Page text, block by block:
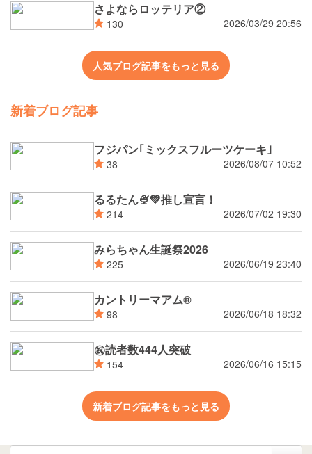
さよならロッテリア②
130 2026/03/29 20:56
人気ブログ記事をもっと見る
新着ブログ記事
フジパン｢ミックスフルーツケーキ｣
38 2026/08/07 10:52
るるたん🍨‪💚推し宣言！
214 2026/07/02 19:30
みらちゃん生誕祭2026
225 2026/06/19 23:40
カントリーマアム®
98 2026/06/18 18:32
㊗読者数444人突破
154 2026/06/16 15:15
新着ブログ記事をもっと見る